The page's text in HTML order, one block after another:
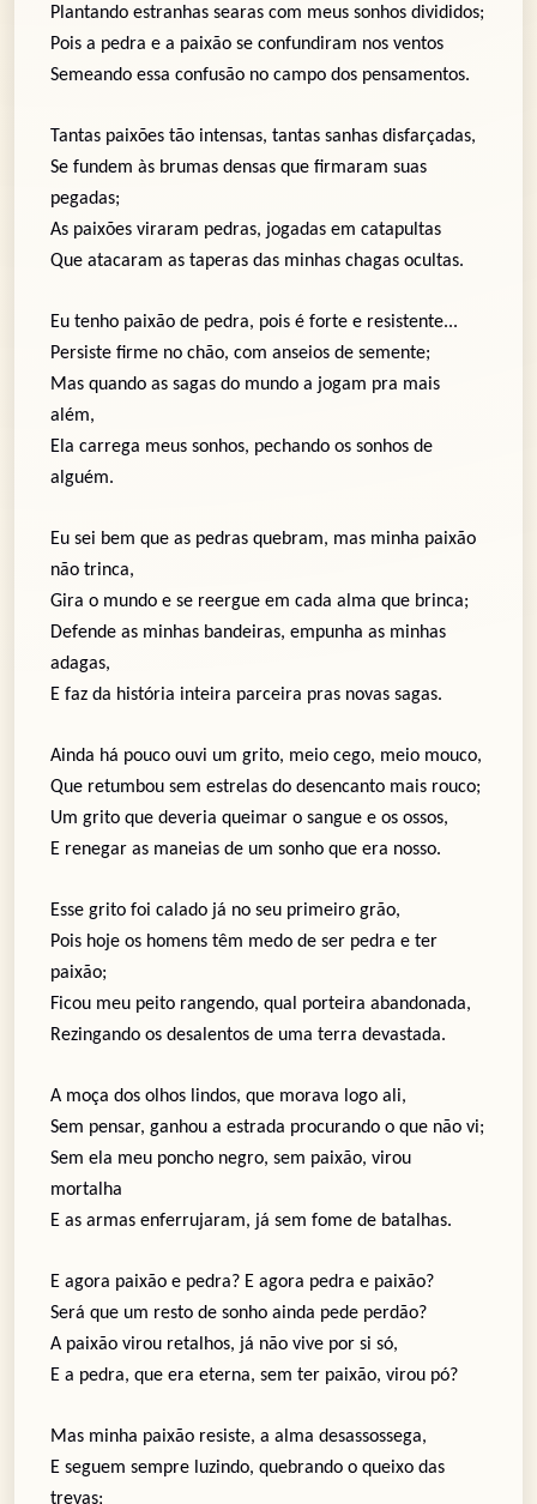
Plantando estranhas searas com meus sonhos divididos;
Pois a pedra e a paixão se confundiram nos ventos
Semeando essa confusão no campo dos pensamentos.
Tantas paixões tão intensas, tantas sanhas disfarçadas,
Se fundem às brumas densas que firmaram suas
pegadas;
As paixões viraram pedras, jogadas em catapultas
Que atacaram as taperas das minhas chagas ocultas.
Eu tenho paixão de pedra, pois é forte e resistente...
Persiste firme no chão, com anseios de semente;
Mas quando as sagas do mundo a jogam pra mais
além,
Ela carrega meus sonhos, pechando os sonhos de
alguém.
Eu sei bem que as pedras quebram, mas minha paixão
não trinca,
Gira o mundo e se reergue em cada alma que brinca;
Defende as minhas bandeiras, empunha as minhas
adagas,
E faz da história inteira parceira pras novas sagas.
Ainda há pouco ouvi um grito, meio cego, meio mouco,
Que retumbou sem estrelas do desencanto mais rouco;
Um grito que deveria queimar o sangue e os ossos,
E renegar as maneias de um sonho que era nosso.
Esse grito foi calado já no seu primeiro grão,
Pois hoje os homens têm medo de ser pedra e ter
paixão;
Ficou meu peito rangendo, qual porteira abandonada,
Rezingando os desalentos de uma terra devastada.
A moça dos olhos lindos, que morava logo ali,
Sem pensar, ganhou a estrada procurando o que não vi;
Sem ela meu poncho negro, sem paixão, virou
mortalha
E as armas enferrujaram, já sem fome de batalhas.
E agora paixão e pedra? E agora pedra e paixão?
Será que um resto de sonho ainda pede perdão?
A paixão virou retalhos, já não vive por si só,
E a pedra, que era eterna, sem ter paixão, virou pó?
Mas minha paixão resiste, a alma desassossega,
E seguem sempre luzindo, quebrando o queixo das
trevas;